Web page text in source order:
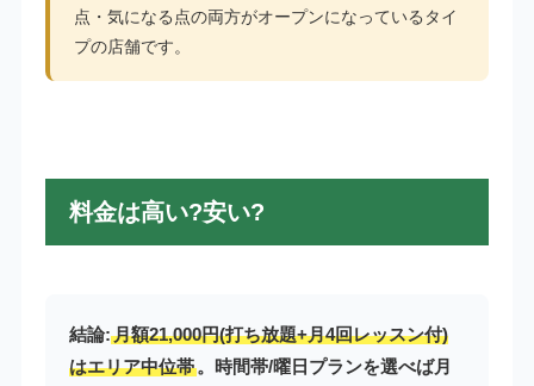
点・気になる点の両方がオープンになっているタイ
プの店舗です。
料金は高い?安い?
結論:月額21,000円(打ち放題+月4回レッスン付)
はエリア中位帯。時間帯/曜日プランを選べば月